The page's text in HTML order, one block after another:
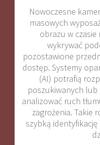
Nowoczesne
masowych
obrazu w
wykrywać
pozostawione
dostęp. Systemy
(AI) potrafią
poszukiwanych
analizować ruch
zagrożenia. Takie
szybką